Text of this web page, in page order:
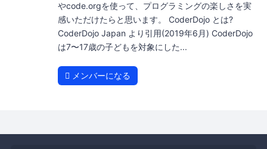
やcode.orgを使って、プログラミングの楽しさを実
感いただけたらと思います。 CoderDojo とは?
CoderDojo Japan より引用(2019年6月) CoderDojo
は7〜17歳の子どもを対象にした...
メンバーになる